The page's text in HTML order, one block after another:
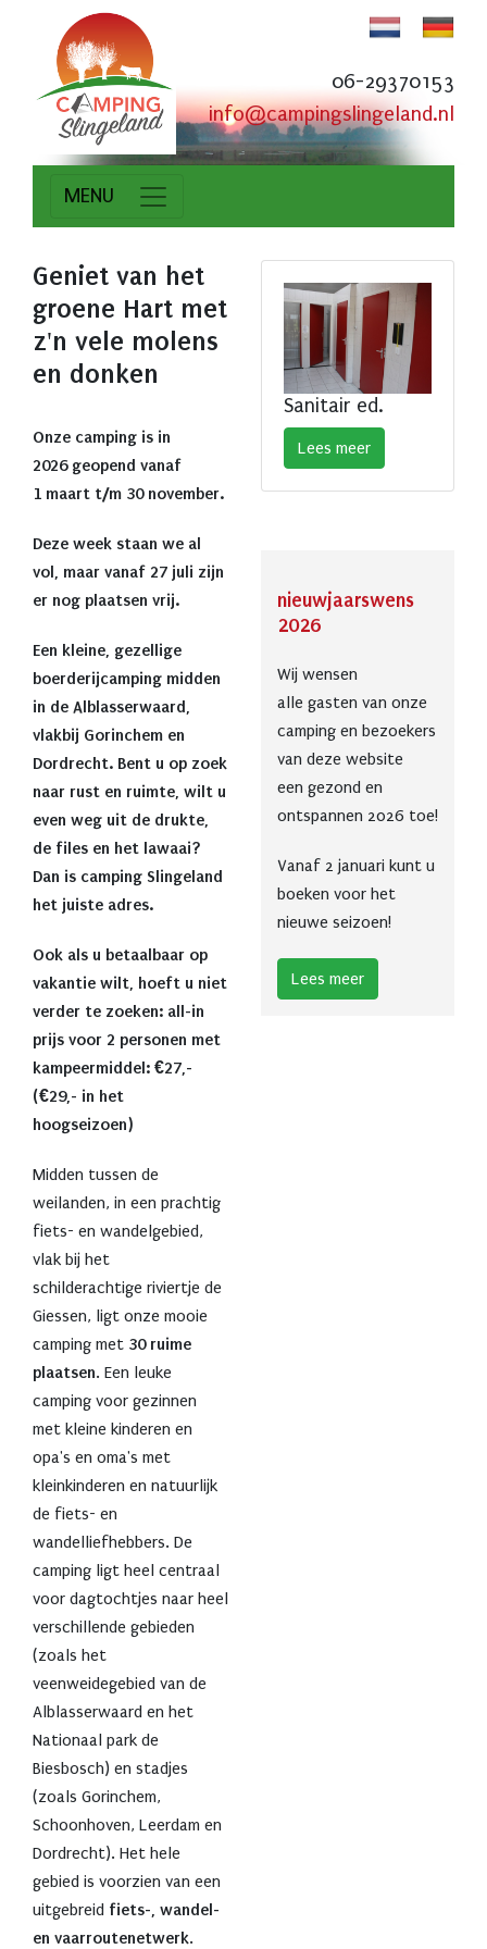
06-29370153
info@campingslingeland.nl
MENU
Geniet van het
groene Hart met
z'n vele molens
en donken
Onze camping is in
2026 geopend vanaf
1 maart t/m 30 november.
Deze week staan we al
vol, maar vanaf 27 juli zijn
er nog plaatsen vrij.
Een kleine, gezellige
boerderijcamping midden
in de Alblasserwaard,
vlakbij Gorinchem en
Dordrecht. Bent u op zoek
naar rust en ruimte, wilt u
even weg uit de drukte,
de files en het lawaai?
Dan is camping Slingeland
het juiste adres.
Ook als u betaalbaar op
vakantie wilt, hoeft u niet
verder te zoeken: all-in
prijs voor 2 personen met
kampeermiddel: €27,-
(€29,- in het
hoogseizoen)
Midden tussen de
weilanden, in een prachtig
fiets- en wandelgebied,
vlak bij het
schilderachtige riviertje de
Giessen, ligt onze mooie
camping met 30 ruime
plaatsen. Een leuke
camping voor gezinnen
met kleine kinderen en
opa's en oma's met
kleinkinderen en natuurlijk
de fiets- en
wandelliefhebbers. De
camping ligt heel centraal
voor dagtochtjes naar heel
verschillende gebieden
(zoals het
veenweidegebied van de
Alblasserwaard en het
Nationaal park de
Biesbosch) en stadjes
(zoals Gorinchem,
Schoonhoven, Leerdam en
Dordrecht). Het hele
gebied is voorzien van een
uitgebreid fiets-, wandel-
en vaarroutenetwerk.
Sanitair ed.
Lees meer
nieuwjaarswens
2026
Wij wensen
alle gasten van onze
camping en bezoekers
van deze website
een gezond en
ontspannen 2026 toe!
Vanaf 2 januari kunt u
boeken voor het
nieuwe seizoen!
Lees meer